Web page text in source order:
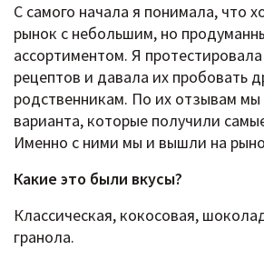
С самого начала я понимала, что
рынок с небольшим, но
ассортиментом. Я
рецептов и давала их пробовать
родственникам. По их отзывам
варианта, которые получили
Именно с ними мы и вышли на
Какие это были вкусы?
Классическая, кокосовая,
гранола.